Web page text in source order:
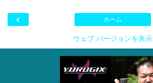
‹ ホーム
ウェブ バージョンを表示